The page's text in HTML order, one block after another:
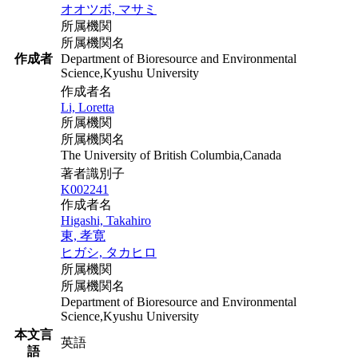
作成者
オオツボ, マサミ
所属機関
所属機関名
Department of Bioresource and Environmental
Science,Kyushu University
作成者名
Li, Loretta
所属機関
所属機関名
The University of British Columbia,Canada
著者識別子
K002241
作成者名
Higashi, Takahiro
東, 孝寛
ヒガシ, タカヒロ
所属機関
所属機関名
Department of Bioresource and Environmental
Science,Kyushu University
本文言
語
英語